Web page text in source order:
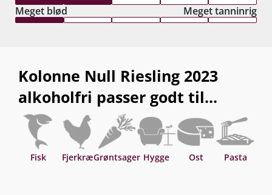
Meget blød
Meget tanninrig
Kolonne Null Riesling 2023
alkoholfri passer godt til...
Fisk FjerkræGrøntsager Hygge Ost Pasta